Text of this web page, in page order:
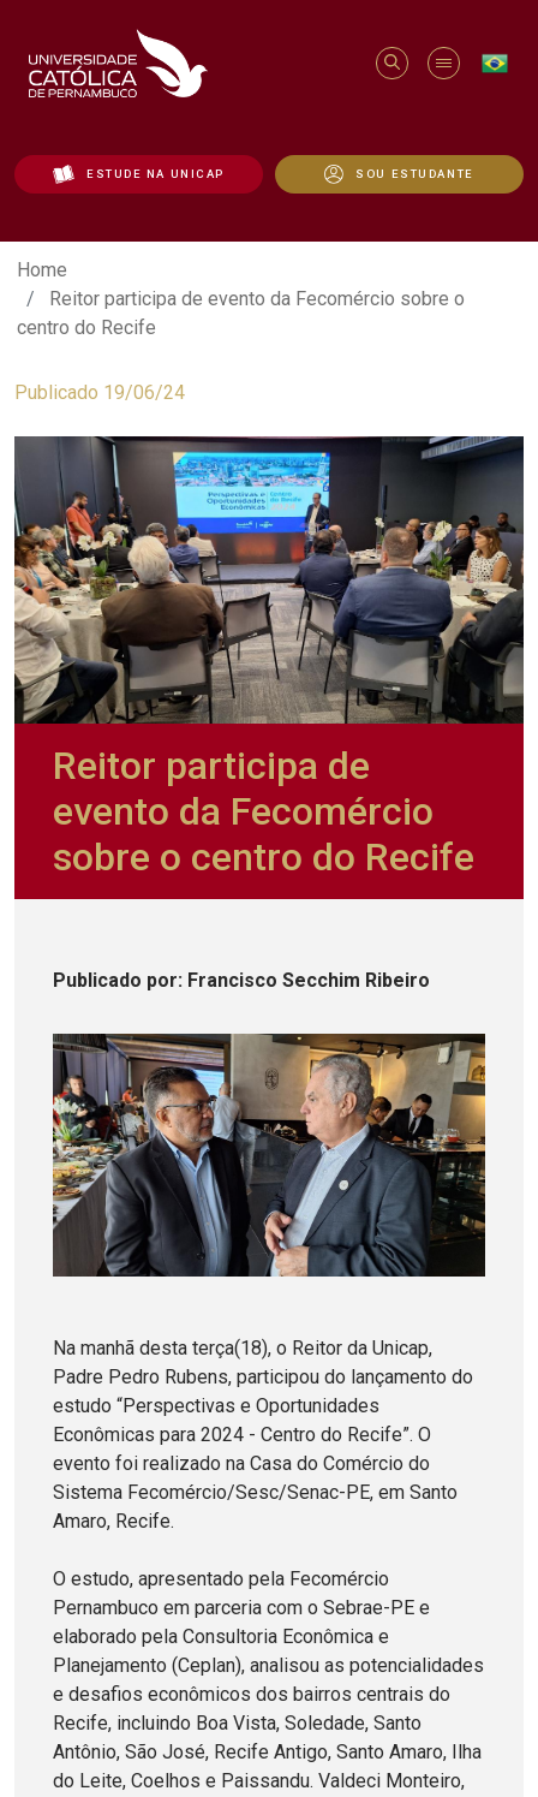
ESTUDE NA UNICAP SOU ESTUDANTE
Reitor participa de evento da
Home
Reitor participa de evento da Fecomércio sobre o
centro do Recife
Publicado 19/06/24
Reitor participa de
evento da Fecomércio
sobre o centro do Recife
Publicado por: Francisco Secchim Ribeiro
Na manhã desta terça(18), o Reitor da Unicap,
Padre Pedro Rubens, participou do lançamento do
estudo “Perspectivas e Oportunidades
Econômicas para 2024 - Centro do Recife”. O
evento foi realizado na Casa do Comércio do
Sistema Fecomércio/Sesc/Senac-PE, em Santo
Amaro, Recife.
O estudo, apresentado pela Fecomércio
Pernambuco em parceria com o Sebrae-PE e
elaborado pela Consultoria Econômica e
Planejamento (Ceplan), analisou as potencialidades
e desafios econômicos dos bairros centrais do
Recife, incluindo Boa Vista, Soledade, Santo
Antônio, São José, Recife Antigo, Santo Amaro, Ilha
do Leite, Coelhos e Paissandu. Valdeci Monteiro,